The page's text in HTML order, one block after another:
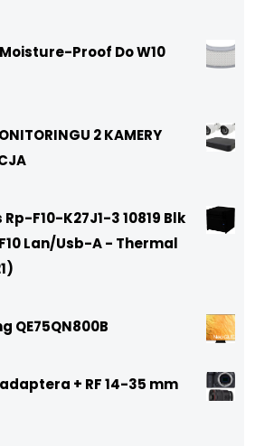
Proof Do W10
2 KAMERY
F10-K27J1-3 10819 Blk
Lan/Usb-A - Thermal
QE75QN800B
adaptera + RF 14-35 mm